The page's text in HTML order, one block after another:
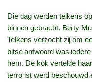
Die dag werden telkens
binnen gebracht. Berty
Telkens verzocht zij om
bitse antwoord was
hem. De kok vertelde
terrorist werd beschouwd